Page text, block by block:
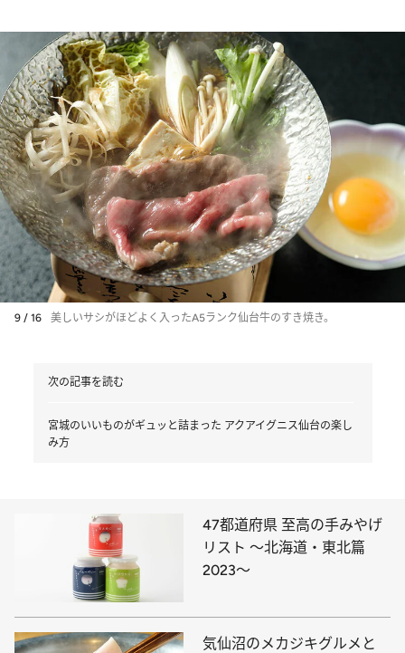
9 / 16 美しいサシがほどよく入ったA5ランク仙台牛のすき焼き。
次の記事を読む
宮城のいいものがギュッと詰まった アクアイグニス仙台の楽し
み方
47都道府県 至高の手みやげ
リスト ～北海道・東北篇
2023～
気仙沼のメカジキグルメと